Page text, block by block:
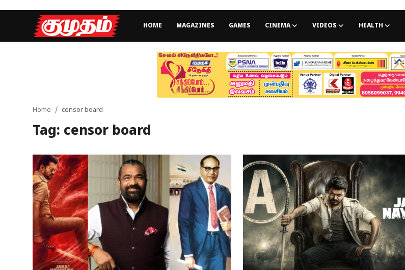
HOME MAGAZINES GAMES CINEMA VIDEOS HEALTH
Games
Videos
Health
Special Story
Business
Home censor board
Tag: censor board